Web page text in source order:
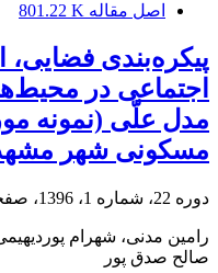
اصل مقاله 801.22 K
پیکره‌بندی فضایی،
اجتماعی در
مدل علّی (نمونه
مسکونی شهر
دوره 22، شماره 1، 1396، صفحه
رامین مدنی، شهرام
صالح صدق پور